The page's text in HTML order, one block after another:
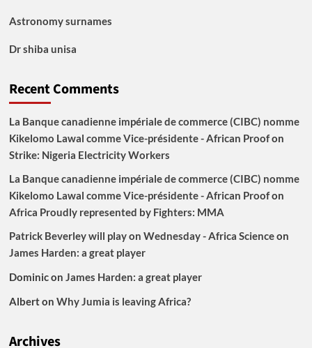
Astronomy surnames
Dr shiba unisa
Recent Comments
La Banque canadienne impériale de commerce (CIBC) nomme
Kikelomo Lawal comme Vice-présidente - African Proofon
Strike: Nigeria Electricity Workers
La Banque canadienne impériale de commerce (CIBC) nomme
Kikelomo Lawal comme Vice-présidente - African Proofon
Africa Proudly represented by Fighters: MMA
Patrick Beverley will play on Wednesday - Africa Scienceon
James Harden: a great player
Dominicon James Harden: a great player
Alberton Why Jumia is leaving Africa?
Archives